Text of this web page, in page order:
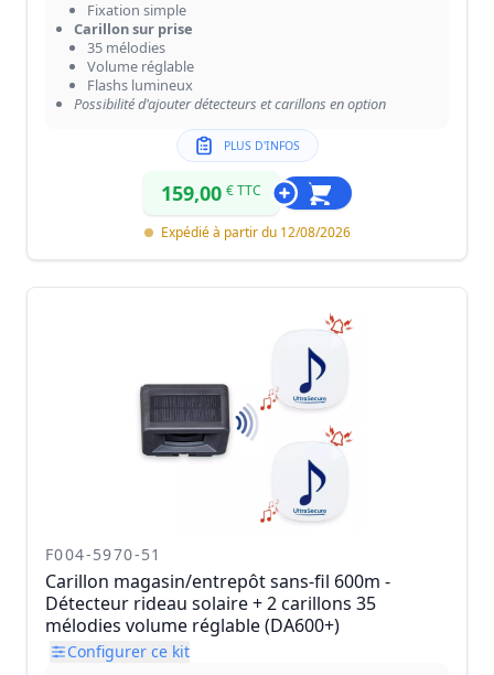
Fixation simple
Carillon sur prise
35 mélodies
Volume réglable
Flashs lumineux
Possibilité d'ajouter détecteurs et carillons en option
PLUS D'INFOS
159,00 € TTC
Expédié à partir du 12/08/2026
F004-5970-51
Carillon magasin/entrepôt sans-fil 600m -
Détecteur rideau solaire + 2 carillons 35
mélodies volume réglable (DA600+)
Configurer ce kit